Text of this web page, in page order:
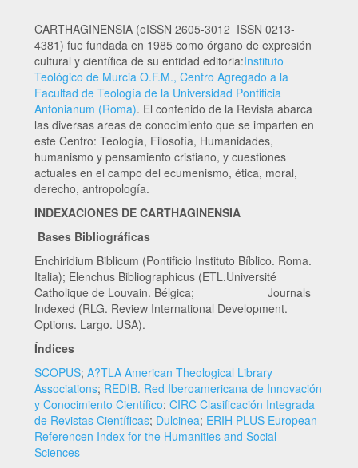
CARTHAGINENSIA (eISSN 2605-3012 ISSN 0213-
4381) fue fundada en 1985 como órgano de expresión
cultural y científica de su entidad editoria:Instituto
Teológico de Murcia O.F.M., Centro Agregado a la
Facultad de Teología de la Universidad Pontificia
Antonianum (Roma). El contenido de la Revista abarca
las diversas areas de conocimiento que se imparten en
este Centro: Teología, Filosofía, Humanidades,
humanismo y pensamiento cristiano, y cuestiones
actuales en el campo del ecumenismo, ética, moral,
derecho, antropología.
INDEXACIONES DE CARTHAGINENSIA
Bases Bibliográficas
Enchiridium Biblicum (Pontificio Instituto Bíblico. Roma.
Italia); Elenchus Bibliographicus (ETL.Université
Catholique de Louvain. Bélgica; Journals
Indexed (RLG. Review International Development.
Options. Largo. USA).
Índices
SCOPUS; A?TLA American Theological Library
Associations; REDIB. Red Iberoamericana de Innovación
y Conocimiento Científico; CIRC Clasificación Integrada
de Revistas Científicas; Dulcinea; ERIH PLUS European
Referencen Index for the Humanities and Social
Sciences